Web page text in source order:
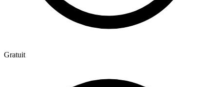
Gratuit